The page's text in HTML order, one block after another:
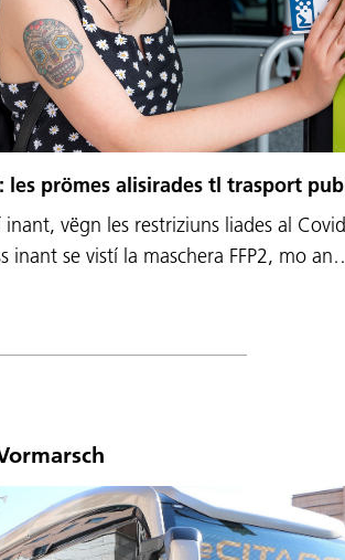
les prömes alisirades tl trasport
vëgn les restriziuns liades al
inant se vistí la maschera FFP2, mo